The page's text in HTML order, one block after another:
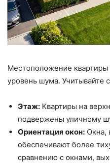
Местоположение
уровень шума. Учитывайте
Этаж: Квартиры на
подвержены уличному
Ориентация окон: Окна,
обеспечивают более
сравнению с окнами,